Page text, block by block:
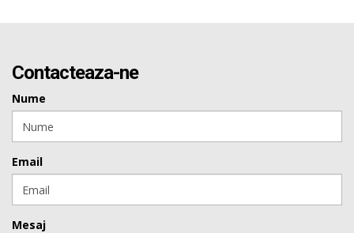
Contacteaza-ne
Nume
Email
Mesaj